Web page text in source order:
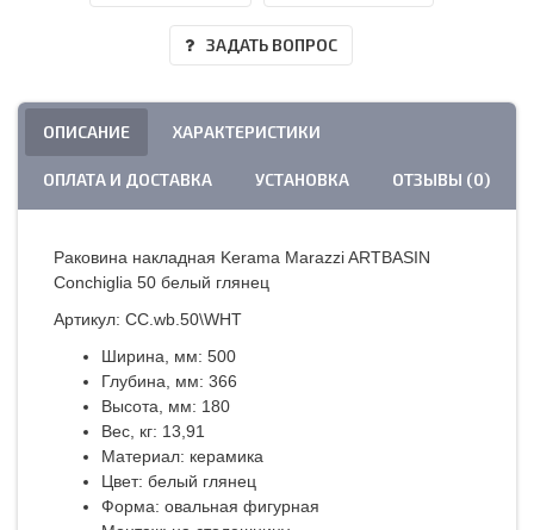
ЗАДАТЬ ВОПРОС
ОПИСАНИЕ ХАРАКТЕРИСТИКИ
ОПЛАТА И ДОСТАВКА УСТАНОВКА ОТЗЫВЫ (0)
Раковина накладная Kerama Marazzi ARTBASIN
Conchiglia 50 белый глянец
Артикул: CC.wb.50\WHT
Ширина, мм: 500
Глубина, мм: 366
Высота, мм: 180
Вес, кг: 13,91
Материал: керамика
Цвет: белый глянец
Форма: овальная фигурная